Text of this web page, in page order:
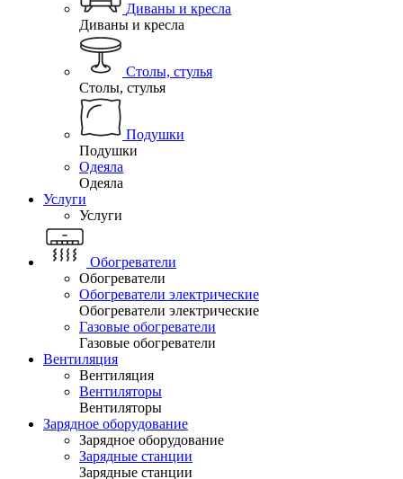
Диваны и кресла
Диваны и кресла
Столы, стулья
Столы, стулья
Подушки
Подушки
Одеяла
Одеяла
Услуги
Услуги
Обогреватели
Обогреватели
Обогреватели электрические
Обогреватели электрические
Газовые обогреватели
Газовые обогреватели
Вентиляция
Вентиляция
Вентиляторы
Вентиляторы
Зарядное оборудование
Зарядное оборудование
Зарядные станции
Зарядные станции